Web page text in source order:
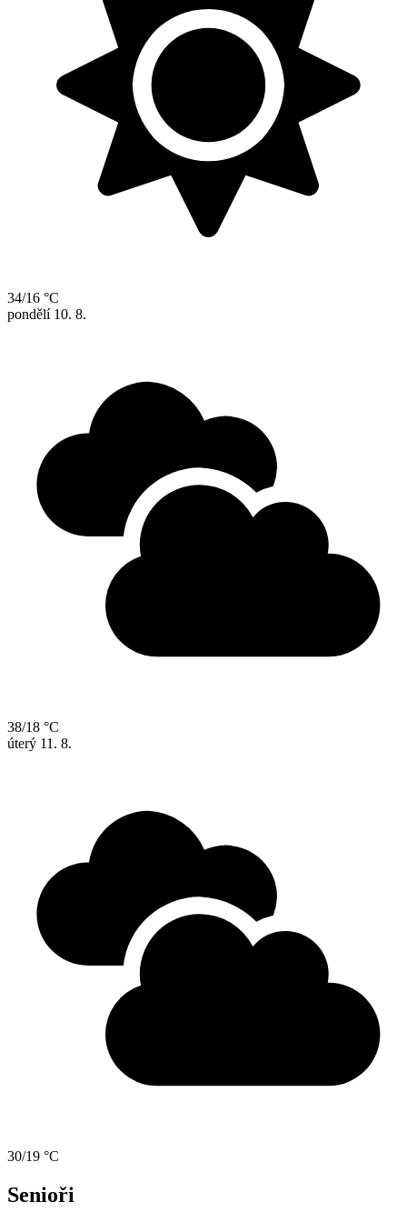
34/16 °C
pondělí 10. 8.
38/18 °C
úterý 11. 8.
30/19 °C
Senioři